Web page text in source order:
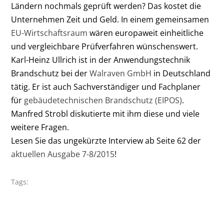
Ländern nochmals geprüft werden? Das kostet die
Unternehmen Zeit und Geld. In einem gemeinsamen
EU-Wirtschaftsraum wären europaweit einheitliche
und vergleichbare Prüfverfahren wünschenswert.
Karl-Heinz Ullrich ist in der Anwendungstechnik
Brandschutz bei derWalraven GmbH in Deutschland
tätig. Er ist auch Sachverständiger und Fachplaner
für gebäudetechnischen Brandschutz (EIPOS).
Manfred Strobl diskutierte mit ihm diese und viele
weitere Fragen.
Lesen Sie das ungekürzte Interview ab Seite 62 der
aktuellen Ausgabe 7-8/2015!
Tags: